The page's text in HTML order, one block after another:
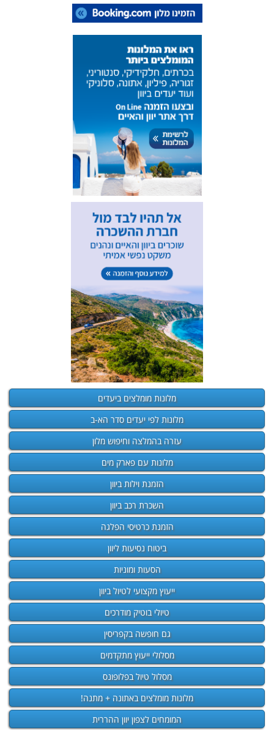
מלונות מומלצים ביעדים
מלונות לפי יעדים סדר הא-ב
עזרה בהמלצה וחיפוש מלון
מלונות עם פארק מים
הזמנת וילות ביוון
השכרת רכב ביוון
הזמנת כרטיסי הפלגה
ביטוח נסיעות ליוון
הסעות ומוניות
ייעוץ מקצועי לטיול ביוון
טיולי בוטיק מודרכים
גם חופשה בקפריסין
מסלולי ייעוץ מתקדמים
מסלול טיול בפלופונס
מלונות מומלצים באתונה + מתנה!
המומחים לצפון יוון ההררית